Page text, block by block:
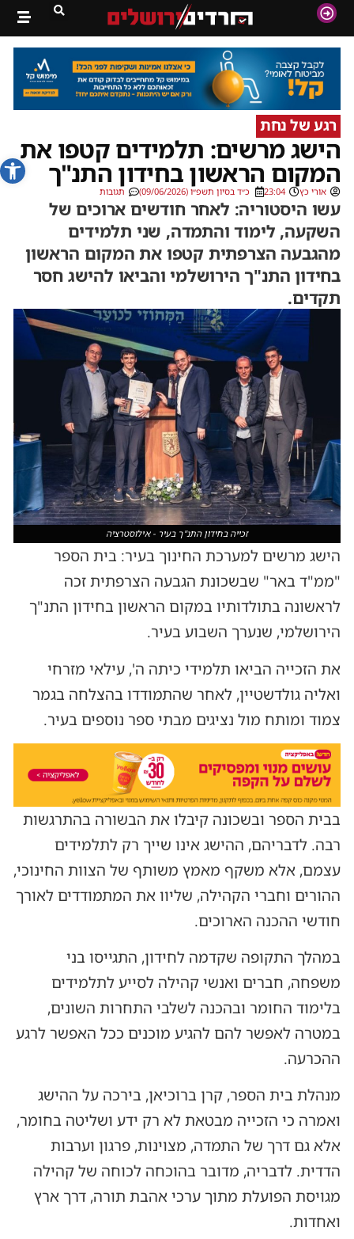
פתח
רגע של נחת
הישג מרשים: תלמידים קטפו את
המקום הראשון בחידון התנ"ך
אורי כץ 23:04 כ״ד בסיון תשפ״ו (09/06/2026) תגובות
עשו היסטוריה: לאחר חודשים ארוכים של
השקעה, לימוד והתמדה, שני תלמידים
מהגבעה הצרפתית קטפו את המקום הראשון
בחידון התנ"ך הירושלמי והביאו להישג חסר
תקדים.
זכייה בחידון התנ"ך בעיר - אילוסטרציה
הישג מרשים למערכת החינוך בעיר: בית הספר
"ממ"ד באר" שבשכונת הגבעה הצרפתית זכה
לראשונה בתולדותיו במקום הראשון בחידון התנ"ך
הירושלמי, שנערך השבוע בעיר.
את הזכייה הביאו תלמידי כיתה ה', עילאי מזרחי
ואליה גולדשטיין, לאחר שהתמודדו בהצלחה בגמר
צמוד ומותח מול נציגים מבתי ספר נוספים בעיר.
בבית הספר ובשכונה קיבלו את הבשורה בהתרגשות
רבה. לדבריהם, ההישג אינו שייך רק לתלמידים
עצמם, אלא משקף מאמץ משותף של הצוות החינוכי,
ההורים וחברי הקהילה, שליוו את המתמודדים לאורך
חודשי ההכנה הארוכים.
במהלך התקופה שקדמה לחידון, התגייסו בני
משפחה, חברים ואנשי קהילה לסייע לתלמידים
בלימוד החומר ובהכנה לשלבי התחרות השונים,
במטרה לאפשר להם להגיע מוכנים ככל האפשר לרגע
ההכרעה.
מנהלת בית הספר, קרן ברוכיאן, בירכה על ההישג
ואמרה כי הזכייה מבטאת לא רק ידע ושליטה בחומר,
אלא גם דרך של התמדה, מצוינות, פרגון וערבות
הדדית. לדבריה, מדובר בהוכחה לכוחה של קהילה
מגויסת הפועלת מתוך ערכי אהבת תורה, דרך ארץ
ואחדות.